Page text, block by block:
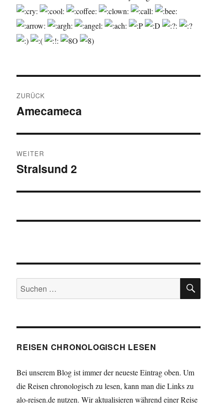
ZURÜCK
Vorheriger
Amecameca
WEITER
Nächster
Stralsund 2
Suchen
nach:
REISEN CHRONOLOGISCH LESEN
Bei unserem Blog ist immer der neueste Eintrag oben. Um
die Reisen chronologisch zu lesen, kann man die Links zu
alo-reisen.de nutzen. Wir aktualisieren während einer Reise